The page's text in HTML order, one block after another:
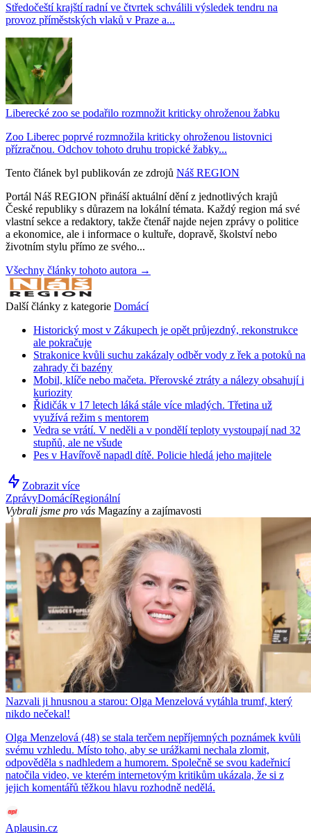
Středočeští krajští radní ve čtvrtek schválili výsledek tendru na
provoz příměstských vlaků v Praze a...
Liberecké zoo se podařilo rozmnožit kriticky ohroženou žabku
Zoo Liberec poprvé rozmnožila kriticky ohroženou listovnici
přízračnou. Odchov tohoto druhu tropické žabky...
Tento článek byl publikován ze zdrojů Náš REGION
Portál Náš REGION přináší aktuální dění z jednotlivých krajů
České republiky s důrazem na lokální témata. Každý region má své
vlastní sekce a redaktory, takže čtenář najde nejen zprávy o politice
a ekonomice, ale i informace o kultuře, dopravě, školství nebo
životním stylu přímo ze svého...
Všechny články tohoto autora →
Další články z kategorie Domácí
Historický most v Zákupech je opět průjezdný, rekonstrukce
ale pokračuje
Strakonice kvůli suchu zakázaly odběr vody z řek a potoků na
zahrady či bazény
Mobil, klíče nebo mačeta. Přerovské ztráty a nálezy obsahují i
kuriozity
Řidičák v 17 letech láká stále více mladých. Třetina už
využívá režim s mentorem
Vedra se vrátí. V neděli a v pondělí teploty vystoupají nad 32
stupňů, ale ne všude
Pes v Havířově napadl dítě. Policie hledá jeho majitele
Zobrazit více
ZprávyDomácíRegionální
Vybrali jsme pro vás Magazíny a zajímavosti
Nazvali ji hnusnou a starou: Olga Menzelová vytáhla trumf, který
nikdo nečekal!
Olga Menzelová (48) se stala terčem nepříjemných poznámek kvůli
svému vzhledu. Místo toho, aby se urážkami nechala zlomit,
odpověděla s nadhledem a humorem. Společně se svou kadeřnicí
natočila video, ve kterém internetovým kritikům ukázala, že si z
jejich komentářů těžkou hlavu rozhodně nedělá.
Aplausin.cz